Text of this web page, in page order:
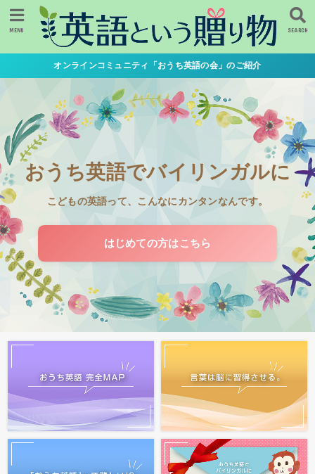
SEARCH
MENU
オンラインコミュニティ「おうち英語の会」のご紹介
おうち英語でバイリンガルに
こどもの英語って、こんなにカンタンなんです。
はじめての方はこちら